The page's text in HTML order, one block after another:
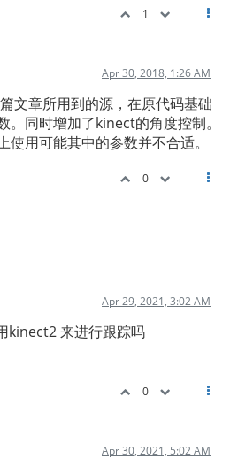
1
Apr 30, 2018, 1:26 AM
文章所用到的源，在原代码基础
。同时增加了kinect的角度控制。
用可能其中的参数并不合适。
0
Apr 29, 2021, 3:02 AM
kinect2 来进行跟踪吗
0
Apr 30, 2021, 5:02 AM